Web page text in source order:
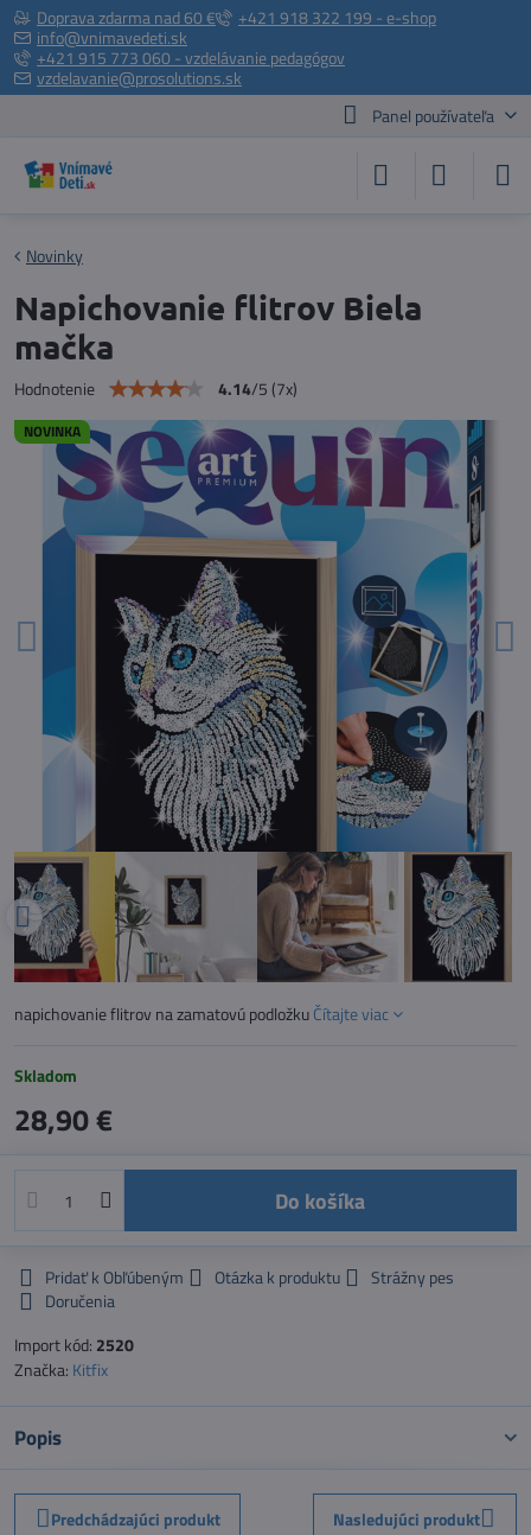
Doprava zdarma nad 60 €
+421 918 322 199 - e-shop
info@vnimavedeti.sk
+421 915 773 060 - vzdelávanie pedagógov
vzdelavanie@prosolutions.sk
Panel používateľa
NOVINKA
Novinky
Napichovanie flitrov Biela
mačka
Hodnotenie 4.14/5(7x)
napichovanie flitrov na zamatovú podložkuČítajte viac
Skladom
28,90 €
Do košíka
Pridať k Obľúbeným Otázka k produktu
Strážny pes
Doručenia
Import kód: 2520
Značka: Kitfix
Popis
Predchádzajúci produkt Nasledujúci produkt